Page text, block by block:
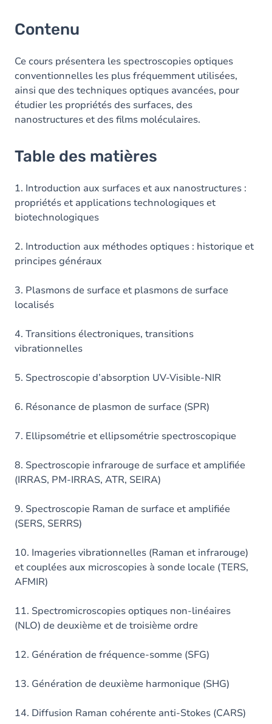
Contenu
Ce cours présentera les spectroscopies optiques
conventionnelles les plus fréquemment utilisées,
ainsi que des techniques optiques avancées, pour
étudier les propriétés des surfaces, des
nanostructures et des films moléculaires.
Table des matières
1. Introduction aux surfaces et aux nanostructures :
propriétés et applications technologiques et
biotechnologiques
2. Introduction aux méthodes optiques : historique et
principes généraux
3. Plasmons de surface et plasmons de surface
localisés
4. Transitions électroniques, transitions
vibrationnelles
5. Spectroscopie d’absorption UV-Visible-NIR
6. Résonance de plasmon de surface (SPR)
7. Ellipsométrie et ellipsométrie spectroscopique
8. Spectroscopie infrarouge de surface et amplifiée
(IRRAS, PM-IRRAS, ATR, SEIRA)
9. Spectroscopie Raman de surface et amplifiée
(SERS, SERRS)
10. Imageries vibrationnelles (Raman et infrarouge)
et couplées aux microscopies à sonde locale (TERS,
AFMIR)
11. Spectromicroscopies optiques non-linéaires
(NLO) de deuxième et de troisième ordre
12. Génération de fréquence-somme (SFG)
13. Génération de deuxième harmonique (SHG)
14. Diffusion Raman cohérente anti-Stokes (CARS)